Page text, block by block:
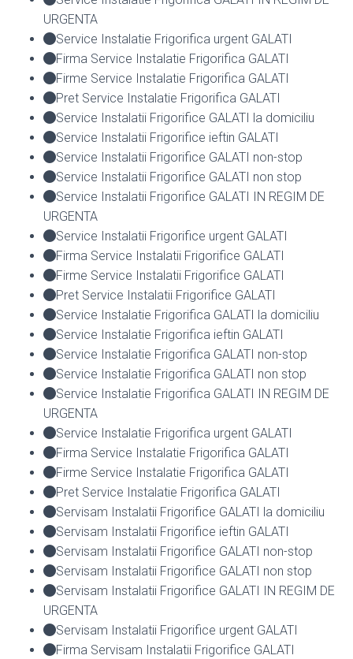
URGENTA
Service Instalatie Frigorifica urgent GALATI
Firma Service Instalatie Frigorifica GALATI
Firme Service Instalatie Frigorifica GALATI
Pret Service Instalatie Frigorifica GALATI
Service Instalatii Frigorifice GALATI la domiciliu
Service Instalatii Frigorifice ieftin GALATI
Service Instalatii Frigorifice GALATI non-stop
Service Instalatii Frigorifice GALATI non stop
Service Instalatii Frigorifice GALATI IN REGIM DE
URGENTA
Service Instalatii Frigorifice urgent GALATI
Firma Service Instalatii Frigorifice GALATI
Firme Service Instalatii Frigorifice GALATI
Pret Service Instalatii Frigorifice GALATI
Service Instalatie Frigorifica GALATI la domiciliu
Service Instalatie Frigorifica ieftin GALATI
Service Instalatie Frigorifica GALATI non-stop
Service Instalatie Frigorifica GALATI non stop
Service Instalatie Frigorifica GALATI IN REGIM DE
URGENTA
Service Instalatie Frigorifica urgent GALATI
Firma Service Instalatie Frigorifica GALATI
Firme Service Instalatie Frigorifica GALATI
Pret Service Instalatie Frigorifica GALATI
Servisam Instalatii Frigorifice GALATI la domiciliu
Servisam Instalatii Frigorifice ieftin GALATI
Servisam Instalatii Frigorifice GALATI non-stop
Servisam Instalatii Frigorifice GALATI non stop
Servisam Instalatii Frigorifice GALATI IN REGIM DE
URGENTA
Servisam Instalatii Frigorifice urgent GALATI
Firma Servisam Instalatii Frigorifice GALATI